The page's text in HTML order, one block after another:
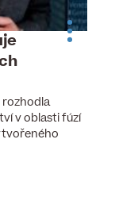
rozhodla
v oblasti fúzí